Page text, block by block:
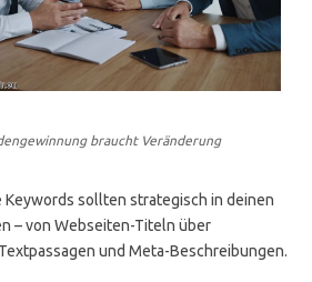
braucht Veränderung
Keywords sollten strategisch in deinen
– von Webseiten-Titeln über
und Meta-Beschreibungen.